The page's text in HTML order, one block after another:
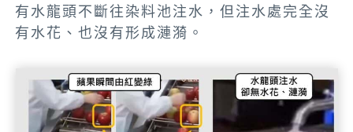
有水龍頭不斷往染料池注水，但注水處完全沒
有水花、也沒有形成漣漪。